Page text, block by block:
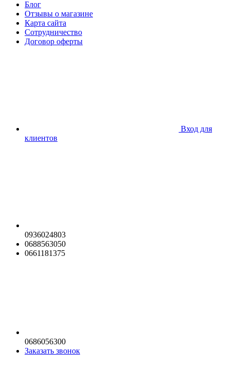
Блог
Отзывы о магазине
Карта сайта
Сотрудничество
Договор оферты
Вход для
клиентов
0936024803
0688563050
0661181375
0686056300
Заказать звонок